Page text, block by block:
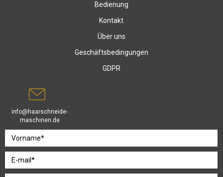
Bedienung
Kontakt
Über uns
Geschäftsbedingungen
GDPR
info@haarschneide-
maschinen.de